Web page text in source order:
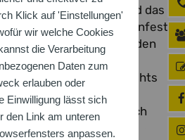
Klick auf 'Einstellungen'
wir welche Cookies
die Verarbeitung
Daten zum
erlauben oder
Einwilligung lässt sich
den Link am unteren
anpassen.
gesundes Leben und das
vereint das Landesturnfest
Die Stadt Lahr hat in den
Sportinfrastruktur
des Turnhighlights
(BTB) und
(STB) erst möglich